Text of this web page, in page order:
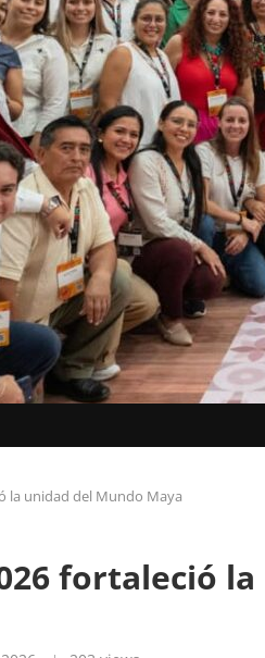
la unidad del Mundo Maya
fortaleció